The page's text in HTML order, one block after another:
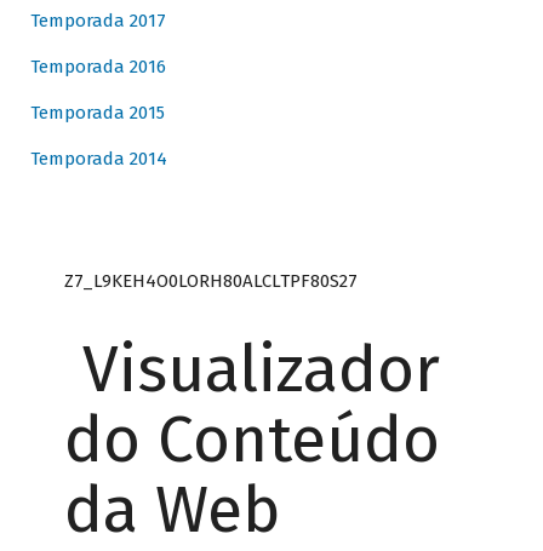
Temporada 2017
Temporada 2016
Temporada 2015
Temporada 2014
Z7_L9KEH4O0LORH80ALCLTPF80S27
Visualizador
do Conteúdo
da Web